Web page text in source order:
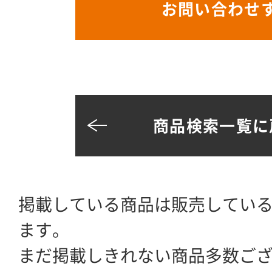
お問い合わせ
商品検索一覧
掲載している商品は販売してい
ます。
まだ掲載しきれない商品多数ご